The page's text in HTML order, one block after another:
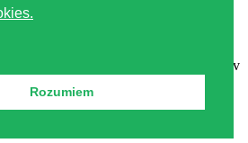
Rozumiem
STRÁNKY JE VHODNÝ
18 ROKOV
ku konzumácii alkoholických nápojov
Vášho veku. Kliknutím na tlačítko
že máte minimálne 18 rokov.